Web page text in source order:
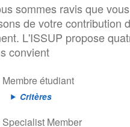
sommes ravis que
de votre contribution
L'ISSUP propose
convient
Membre étudiant
Critères
Specialist Member